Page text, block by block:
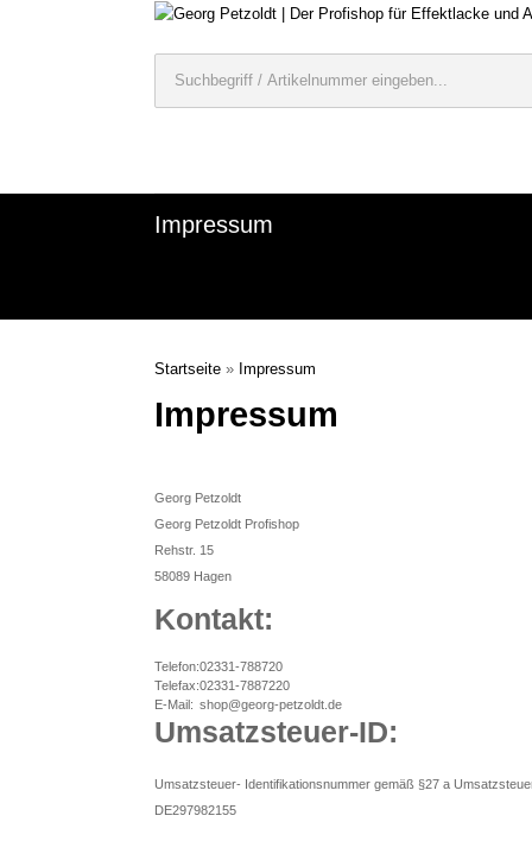
Impressum
Startseite » Impressum
Impressum
Georg Petzoldt
Georg Petzoldt Profishop
Rehstr. 15
58089 Hagen
Kontakt:
Telefon:02331-788720
Telefax:02331-7887220
E-Mail: shop@georg-petzoldt.de
Umsatzsteuer-ID:
Umsatzsteuer- Identifikationsnummer gemäß §27 a
DE297982155